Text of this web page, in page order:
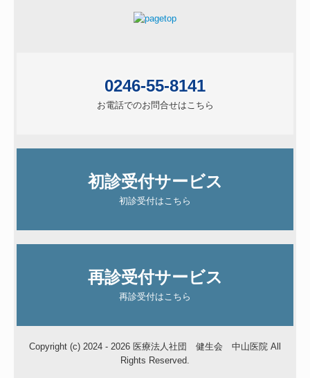
0246-55-8141
お電話でのお問合せはこちら
初診受付サービス
初診受付はこちら
再診受付サービス
再診受付はこちら
Copyright (c) 2024 - 2026 医療法人社団 健生会 中山医院 All
Rights Reserved.